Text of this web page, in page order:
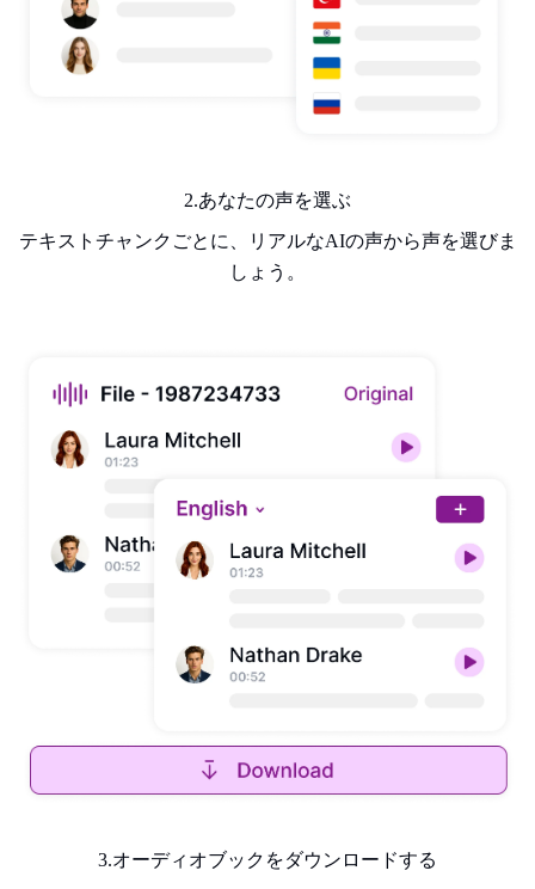
2.あなたの声を選ぶ
テキストチャンクごとに、リアルなAIの声から声を選びま
しょう。
3.オーディオブックをダウンロードする